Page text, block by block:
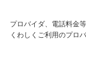
プロバイダ、電話料金
くわしくご利用のプロ